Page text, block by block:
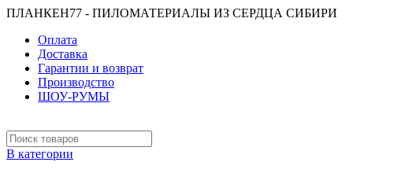
ПЛАНКЕН77 - ПИЛОМАТЕРИАЛЫ ИЗ СЕРДЦА СИБИРИ
Оплата
Доставка
Гарантии и возврат
Производство
ШОУ-РУМЫ
В категории